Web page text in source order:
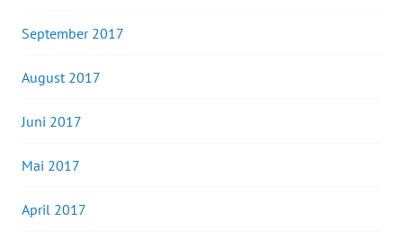
September 2017
August 2017
Juni 2017
Mai 2017
April 2017